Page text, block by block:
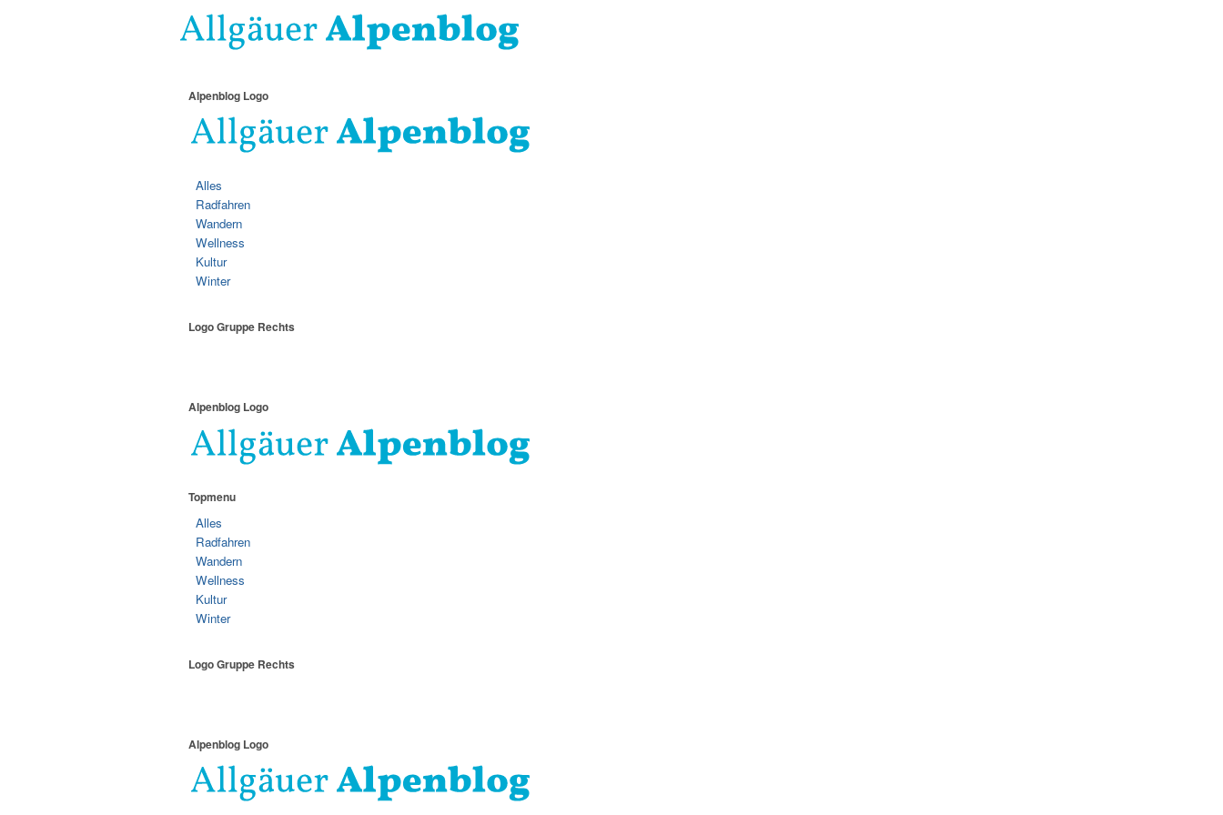
Alpenblog Logo
Alles
Radfahren
Wandern
Wellness
Kultur
Winter
Logo Gruppe Rechts
Alpenblog Logo
Topmenu
Alles
Radfahren
Wandern
Wellness
Kultur
Winter
Logo Gruppe Rechts
Alpenblog Logo